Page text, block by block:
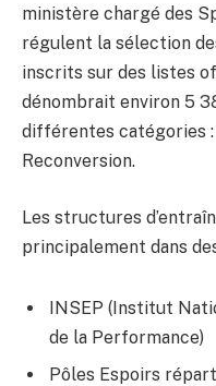
ministère chargé des
régulent la sélection
inscrits sur des listes
dénombrait environ 5
différentes catégories :
Reconversion.
Les structures
principalement dans
INSEP (Institut
de la Performance)
Pôles Espoirs